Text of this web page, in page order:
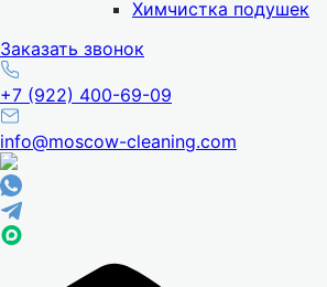
Химчистка подушек
Заказать звонок
+7 (922) 400-69-09
info@moscow-cleaning.com